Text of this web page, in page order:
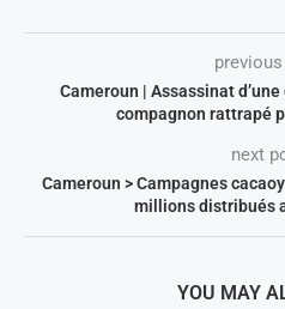
Cameroun | Assassinat
compagnon rattrapé
next
Cameroun > Campagnes
millions distribués
YOU MAY